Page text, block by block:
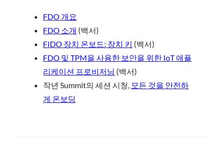
FDO 개요
FDO 소개 (백서)
FIDO 장치 온보드: 장치 키 (백서)
FDO 및 TPM을 사용한 보안을 위한 IoT 애플
리케이션 프로비저닝 (백서)
작년 Summit의 세션 시청, 모든 것을 안전하
게 온보딩